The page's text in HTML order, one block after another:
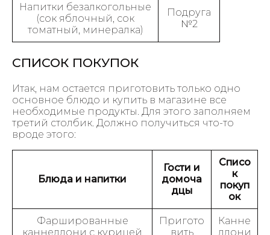
Напитки безалкогольные
(сок яблочный, сок
томатный, минералка)
Подруга
№2
СПИСОК ПОКУПОК
Итак, нам остается приготовить только одно
основное блюдо и купить в магазине все
необходимые продукты. Для этого заполняем
третий столбик. Должно получиться что-то
вроде этого:
Блюда и напитки
Гости и
домоча
дцы
Списо
к
покуп
ок
Фаршированные
каннеллони с курицей
Пригото
вить
Канне
ллони